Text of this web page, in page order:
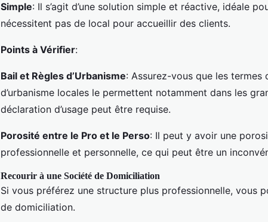
Simple: Il s’agit d’une solution simple et réactive, idéale
nécessitent pas de local pour accueillir des clients.
Points à Vérifier:
Bail et Règles d’Urbanisme: Assurez-vous que les
d’urbanisme locales le permettent notamment dans les
déclaration d’usage peut être requise.
Porosité entre le Pro et le Perso: Il peut y avoir une
professionnelle et personnelle, ce qui peut être un
Recourir à une Société de Domiciliation
Si vous préférez une structure plus professionnelle, vous
de domiciliation.